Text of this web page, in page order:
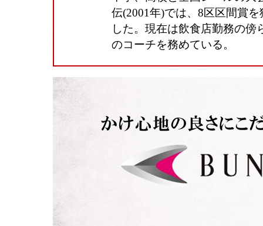
伝(2001年)では、8区区間賞
した。現在は飲食店勤務の
のコーチを務めている。